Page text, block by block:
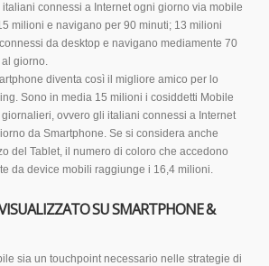
italiani connessi a Internet ogni giorno via mobile
milioni e navigano per 90 minuti; 13 milioni
da desktop e navigano mediamente 70
giorno.
diventa così il migliore amico per lo
Sono in media 15 milioni i cosiddetti Mobile
giornalieri, ovvero gli italiani connessi a Internet
da Smartphone. Se si considera anche
del Tablet, il numero di coloro che accedono
da device mobili raggiunge i 16,4 milioni.
SU SMARTPHONE &
sia un touchpoint necessario nelle strategie di